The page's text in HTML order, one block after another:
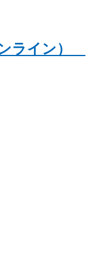
ンライン）